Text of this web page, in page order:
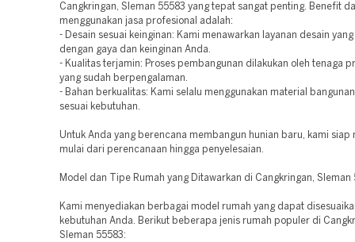
Cangkringan, Sleman 55583 yang tepat sangat penting. Benefit
menggunakan jasa profesional adalah:
- Desain sesuai keinginan: Kami menawarkan layanan desain
dengan gaya dan keinginan Anda.
- Kualitas terjamin: Proses pembangunan dilakukan oleh tenaga
yang sudah berpengalaman.
- Bahan berkualitas: Kami selalu menggunakan material
sesuai kebutuhan.
Untuk Anda yang berencana membangun hunian baru, kami siap
mulai dari perencanaan hingga penyelesaian.
Model dan Tipe Rumah yang Ditawarkan di Cangkringan, Sleman
Kami menyediakan berbagai model rumah yang dapat
kebutuhan Anda. Berikut beberapa jenis rumah populer di
Sleman 55583: